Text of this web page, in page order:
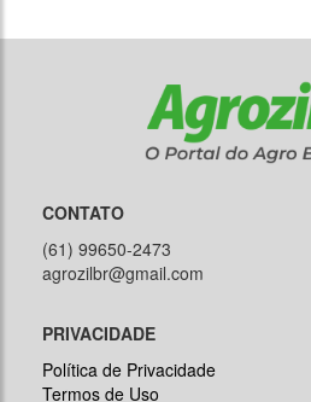
CONTATO
(61) 99650-2473
agrozilbr@gmail.com
PRIVACIDADE
Política de Privacidade
Termos de Uso